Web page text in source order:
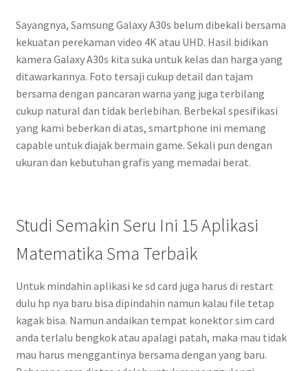
Sayangnya, Samsung Galaxy A30s belum dibekali bersama
kekuatan perekaman video 4K atau UHD. Hasil bidikan
kamera Galaxy A30s kita suka untuk kelas dan harga yang
ditawarkannya. Foto tersaji cukup detail dan tajam
bersama dengan pancaran warna yang juga terbilang
cukup natural dan tidak berlebihan. Berbekal spesifikasi
yang kami beberkan di atas, smartphone ini memang
capable untuk diajak bermain game. Sekali pun dengan
ukuran dan kebutuhan grafis yang memadai berat.
Studi Semakin Seru Ini 15 Aplikasi
Matematika Sma Terbaik
Untuk mindahin aplikasi ke sd card juga harus di restart
dulu hp nya baru bisa dipindahin namun kalau file tetap
kagak bisa. Namun andaikan tempat konektor sim card
anda terlalu bengkok atau apalagi patah, maka mau tidak
mau harus menggantinya bersama dengan yang baru.